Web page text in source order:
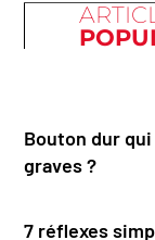
Bouton dur
graves ?
7 réflexes